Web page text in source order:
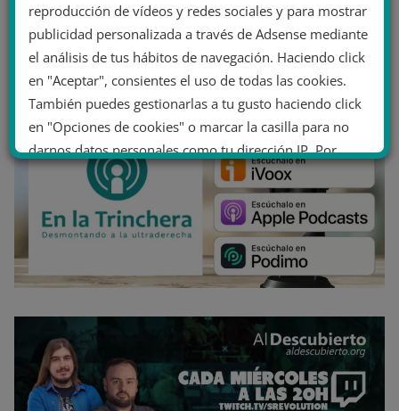
reproducción de vídeos y redes sociales y para mostrar
publicidad personalizada a través de Adsense mediante
el análisis de tus hábitos de navegación. Haciendo click
en "Aceptar", consientes el uso de todas las cookies.
También puedes gestionarlas a tu gusto haciendo click
en "Opciones de cookies" o marcar la casilla para no
darnos datos personales como tu dirección IP. Por
último, puedes leer nuestra Política de cookies.
No dar mi información personal
Opciones de cookies Aceptar cookies
Política de cookies